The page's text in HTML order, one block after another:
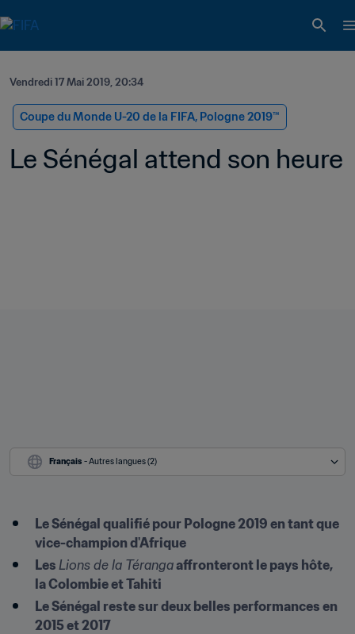
Vendredi 17 Mai 2019, 20:34
Coupe du Monde U-20 de la FIFA, Pologne 2019™
Le Sénégal attend son heure
Français - Autres langues (2)
Le Sénégal qualifié pour Pologne 2019 en tant que
vice-champion d'Afrique
Les Lions de la Téranga affronteront le pays hôte,
la Colombie et Tahiti
Le Sénégal reste sur deux belles performances en
2015 et 2017